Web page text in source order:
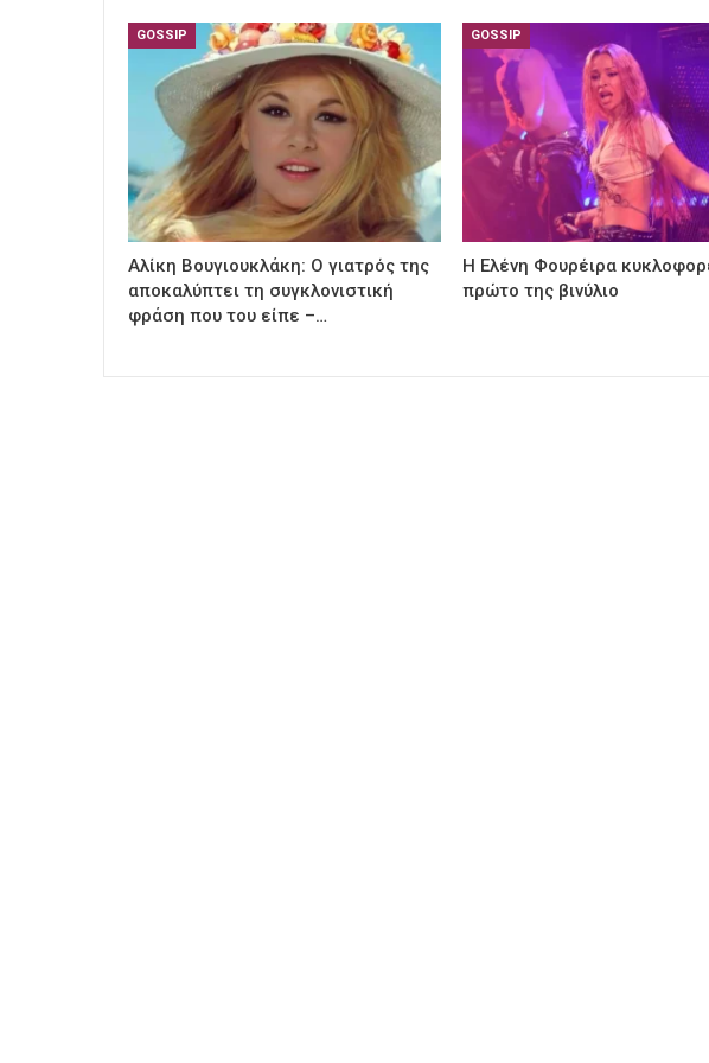
GOSSIP
Αλίκη Βουγιουκλάκη: Ο γιατρός της
αποκαλύπτει τη συγκλονιστική
φράση που του είπε –…
GOSSIP
Η Ελένη Φουρέιρα
πρώτο της βινύλιο